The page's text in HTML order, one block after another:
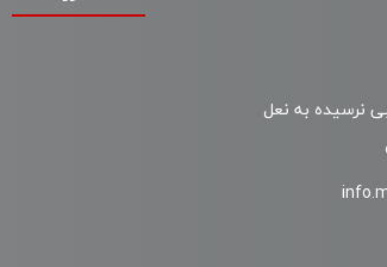
نرسیده به نعل